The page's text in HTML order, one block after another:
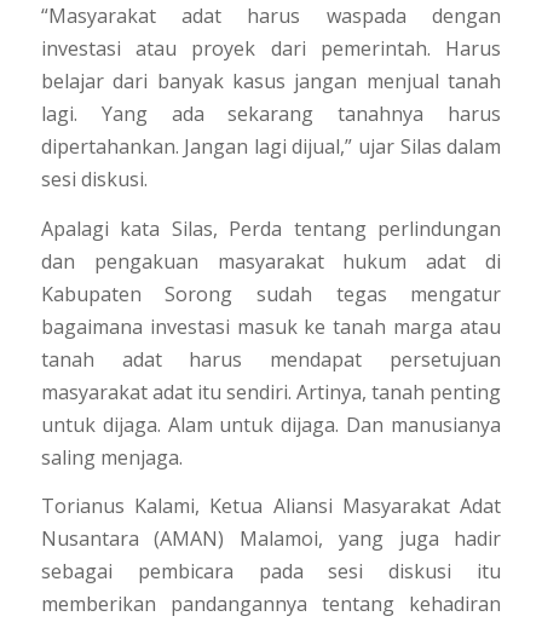
“Masyarakat adat harus waspada dengan
investasi atau proyek dari pemerintah. Harus
belajar dari banyak kasus jangan menjual tanah
lagi. Yang ada sekarang tanahnya harus
dipertahankan. Jangan lagi dijual,” ujar Silas dalam
sesi diskusi.
Apalagi kata Silas, Perda tentang perlindungan
dan pengakuan masyarakat hukum adat di
Kabupaten Sorong sudah tegas mengatur
bagaimana investasi masuk ke tanah marga atau
tanah adat harus mendapat persetujuan
masyarakat adat itu sendiri. Artinya, tanah penting
untuk dijaga. Alam untuk dijaga. Dan manusianya
saling menjaga.
Torianus Kalami, Ketua Aliansi Masyarakat Adat
Nusantara (AMAN) Malamoi, yang juga hadir
sebagai pembicara pada sesi diskusi itu
memberikan pandangannya tentang kehadiran